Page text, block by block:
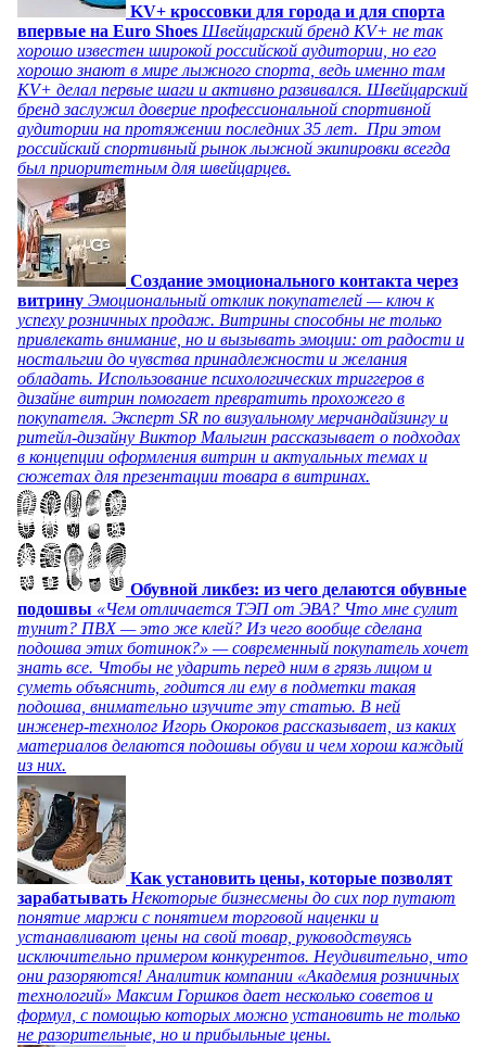
KV+ кроссовки для города и для спорта
впервые на Euro Shoes Швейцарский бренд KV+ не так
хорошо известен широкой российской аудитории, но его
хорошо знают в мире лыжного спорта, ведь именно там
KV+ делал первые шаги и активно развивался. Швейцарский
бренд заслужил доверие профессиональной спортивной
аудитории на протяжении последних 35 лет. При этом
российский спортивный рынок лыжной экипировки всегда
был приоритетным для швейцарцев.
Создание эмоционального контакта через
витрину Эмоциональный отклик покупателей — ключ к
успеху розничных продаж. Витрины способны не только
привлекать внимание, но и вызывать эмоции: от радости и
ностальгии до чувства принадлежности и желания
обладать. Использование психологических триггеров в
дизайне витрин помогает превратить прохожего в
покупателя. Эксперт SR по визуальному мерчандайзингу и
ритейл-дизайну Виктор Малыгин рассказывает о подходах
в концепции оформления витрин и актуальных темах и
сюжетах для презентации товара в витринах.
Обувной ликбез: из чего делаются обувные
подошвы «Чем отличается ТЭП от ЭВА? Что мне сулит
тунит? ПВХ — это же клей? Из чего вообще сделана
подошва этих ботинок?» — современный покупатель хочет
знать все. Чтобы не ударить перед ним в грязь лицом и
суметь объяснить, годится ли ему в подметки такая
подошва, внимательно изучите эту статью. В ней
инженер-технолог Игорь Окороков рассказывает, из каких
материалов делаются подошвы обуви и чем хорош каждый
из них.
Как установить цены, которые позволят
зарабатывать Некоторые бизнесмены до сих пор путают
понятие маржи с понятием торговой наценки и
устанавливают цены на свой товар, руководствуясь
исключительно примером конкурентов. Неудивительно, что
они разоряются! Аналитик компании «Академия розничных
технологий» Максим Горшков дает несколько советов и
формул, с помощью которых можно установить не только
не разорительные, но и прибыльные цены.